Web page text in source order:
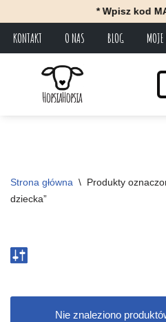
* Wpisz kod
KONTAKT O NAS BLOG
Strona główna \ Produkty
dziecka”
Nie znaleziono